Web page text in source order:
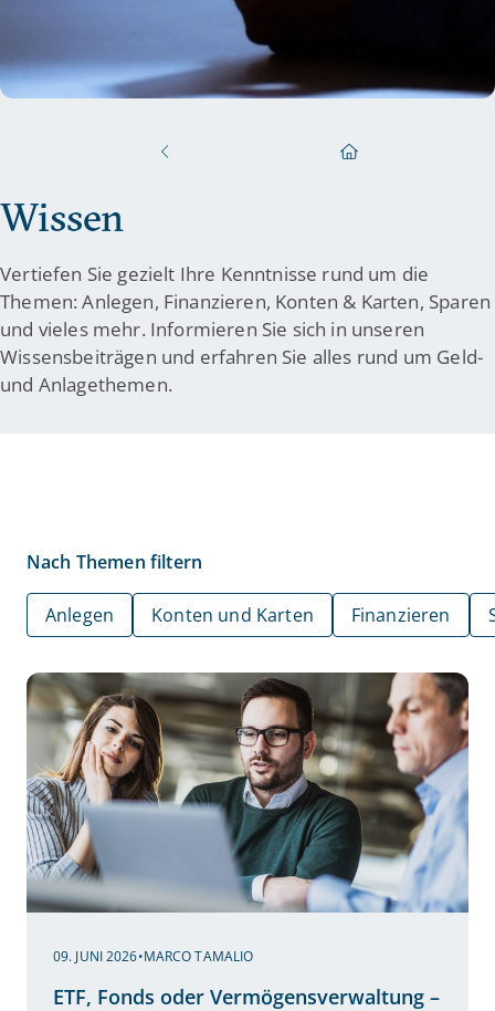
Wissen
Vertiefen Sie gezielt Ihre Kenntnisse rund um die
Themen: Anlegen, Finanzieren, Konten & Karten, Sparen
und vieles mehr. Informieren Sie sich in unseren
Wissensbeiträgen und erfahren Sie alles rund um Geld-
und Anlagethemen.
Nach Themen filtern
Anlegen Konten und Karten Finanzieren
09. JUNI 2026•MARCO TAMALIO
ETF, Fonds oder Vermögensverwaltung –